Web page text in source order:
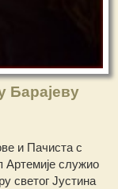
Барајеву
и Пачиста с
Артемије служио
светог Јустина